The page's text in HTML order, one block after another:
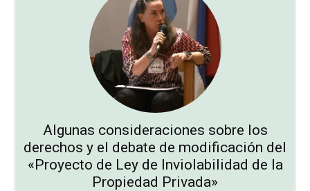
Algunas consideraciones sobre los
derechos y el debate de modificación del
«Proyecto de Ley de Inviolabilidad de la
Propiedad Privada»